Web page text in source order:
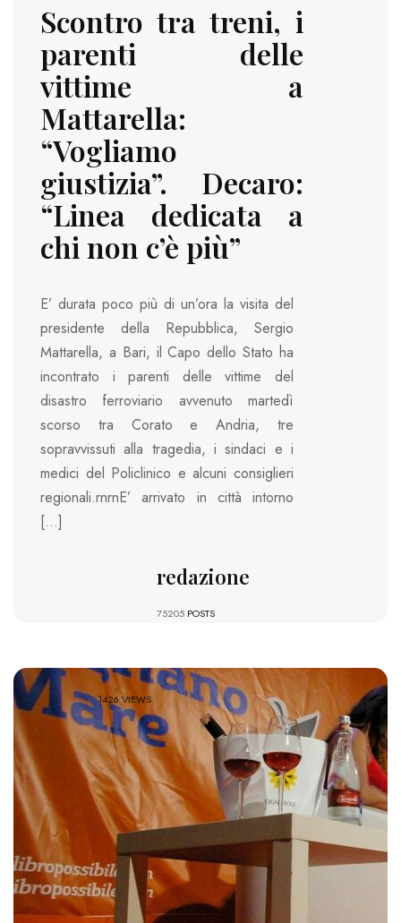
Scontro tra treni, i
parenti delle
vittime a
Mattarella:
“Vogliamo
giustizia”. Decaro:
“Linea dedicata a
chi non c’è più”
E’ durata poco più di un’ora la visita del
presidente della Repubblica, Sergio
Mattarella, a Bari, il Capo dello Stato ha
incontrato i parenti delle vittime del
disastro ferroviario avvenuto martedì
scorso tra Corato e Andria, tre
sopravvissuti alla tragedia, i sindaci e i
medici del Policlinico e alcuni consiglieri
regionali.rnrnE’ arrivato in città intorno
[…]
redazione
75205 POSTS
1426 VIEWS